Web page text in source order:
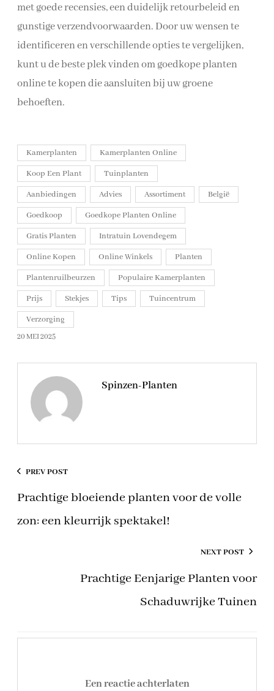
met goede recensies, een duidelijk retourbeleid en
gunstige verzendvoorwaarden. Door uw wensen te
identificeren en verschillende opties te vergelijken,
kunt u de beste plek vinden om goedkope planten
online te kopen die aansluiten bij uw groene
behoeften.
Kamerplanten
Kamerplanten Online
Koop Een Plant
Tuinplanten
Aanbiedingen
Advies Assortiment
België
Goedkoop
Goedkope Planten Online
Gratis Planten
Intratuin Lovendegem
Online Kopen
Online Winkels
Planten
Plantenruilbeurzen
Populaire Kamerplanten
Prijs
Stekjes Tips
Tuincentrum
Verzorging
20 MEI 2025
Spinzen-Planten
PREV POST
Prachtige bloeiende planten voor de volle
zon: een kleurrijk spektakel!
NEXT POST
Prachtige Eenjarige Planten voor
Schaduwrijke Tuinen
Een reactie achterlaten